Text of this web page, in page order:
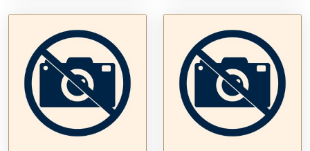
HORDKOFFERBEN
akksi, gyorstöltő és tartozékok,